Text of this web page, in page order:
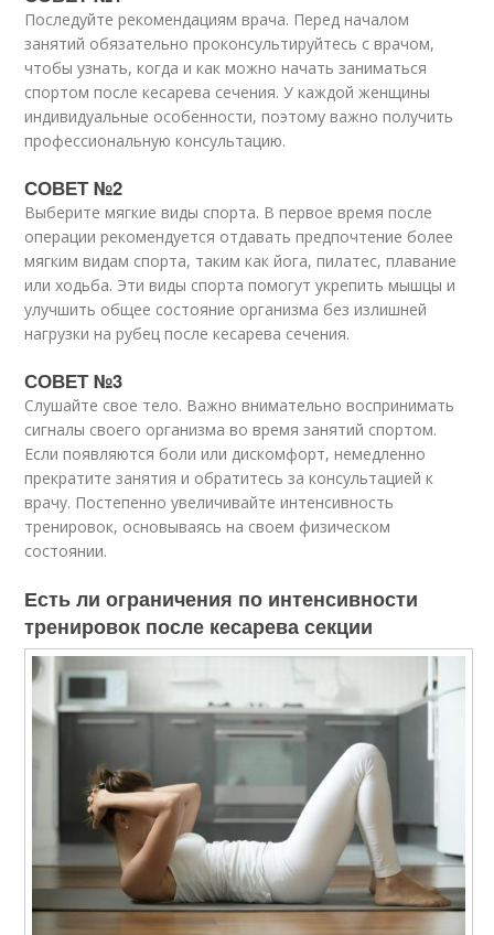
Последуйте рекомендациям врача. Перед началом
занятий обязательно проконсультируйтесь с врачом,
чтобы узнать, когда и как можно начать заниматься
спортом после кесарева сечения. У каждой женщины
индивидуальные особенности, поэтому важно получить
профессиональную консультацию.
СОВЕТ №2
Выберите мягкие виды спорта. В первое время после
операции рекомендуется отдавать предпочтение более
мягким видам спорта, таким как йога, пилатес, плавание
или ходьба. Эти виды спорта помогут укрепить мышцы и
улучшить общее состояние организма без излишней
нагрузки на рубец после кесарева сечения.
СОВЕТ №3
Слушайте свое тело. Важно внимательно воспринимать
сигналы своего организма во время занятий спортом.
Если появляются боли или дискомфорт, немедленно
прекратите занятия и обратитесь за консультацией к
врачу. Постепенно увеличивайте интенсивность
тренировок, основываясь на своем физическом
состоянии.
Есть ли ограничения по интенсивности
тренировок после кесарева секции